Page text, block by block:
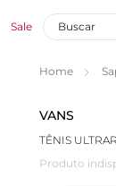
Sale
Home
VANS
TÊNIS
Produto